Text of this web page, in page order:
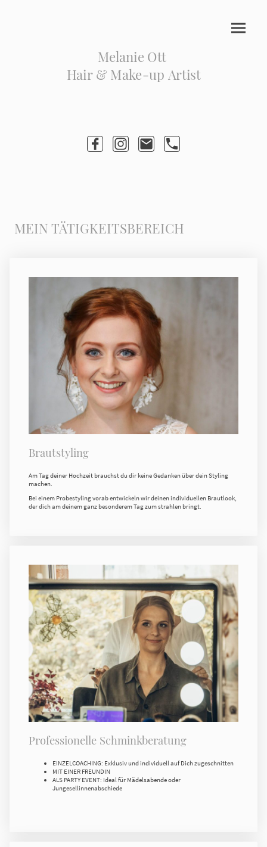
Melanie Ott
Hair & Make-up Artist
MEIN TÄTIGKEITSBEREICH
Brautstyling
Am Tag deiner Hochzeit brauchst du dir keine Gedanken über dein Styling
machen.
Bei einem Probestyling vorab entwickeln wir deinen individuellen Brautlook,
der dich am deinem ganz besonderem Tag zum strahlen bringt.
Professionelle Schminkberatung
EINZELCOACHING: Exklusiv und individuell auf Dich zugeschnitten
MIT EINER FREUNDIN
ALS PARTY EVENT: Ideal für Mädelsabende oder
Jungesellinnenabschiede